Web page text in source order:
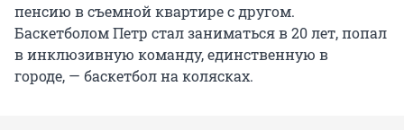
пенсию в съемной квартире с другом.
Баскетболом Петр стал заниматься в 20 лет, попал
в инклюзивную команду, единственную в
городе, — баскетбол на колясках.